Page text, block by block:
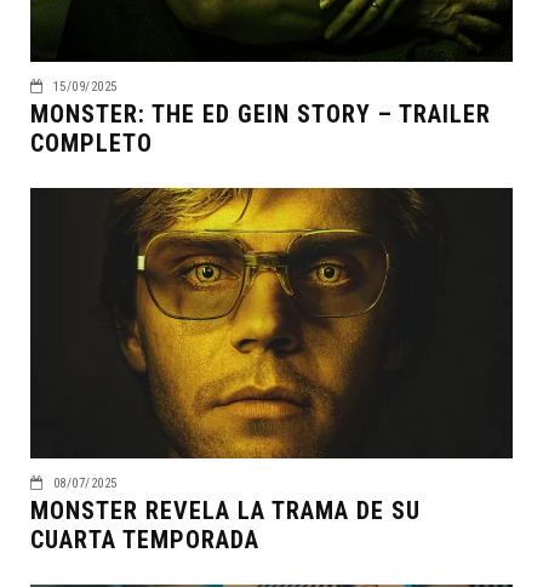
15/09/2025
MONSTER: THE ED GEIN STORY – TRAILER
COMPLETO
08/07/2025
MONSTER REVELA LA TRAMA DE SU
CUARTA TEMPORADA